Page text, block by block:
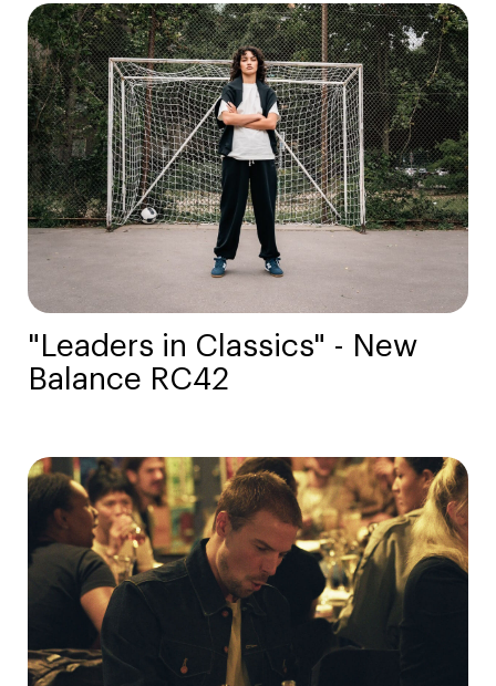
"Leaders in Classics" - New
Balance RC42